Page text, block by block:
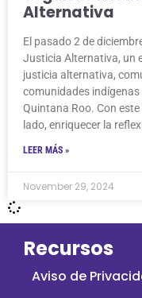
Alternativa
El pasado 2 de
Justicia Alternativa, un
justicia alternativa,
comunidades indígenas
Quintana Roo. Con
lado, enriquecer la
LEER MÁS »
November 29, 2024
Recursos
Aviso de